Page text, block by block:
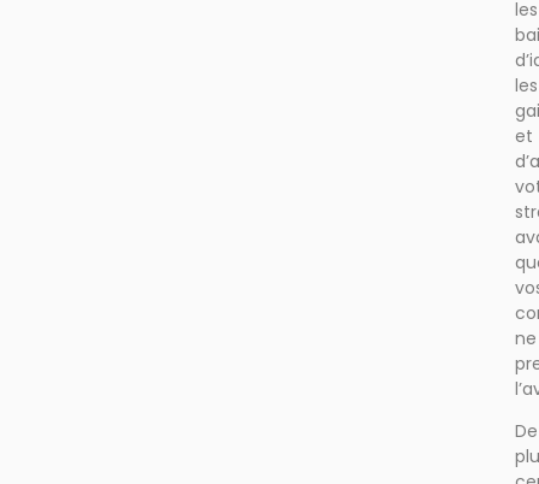
les
les
et
ne
De